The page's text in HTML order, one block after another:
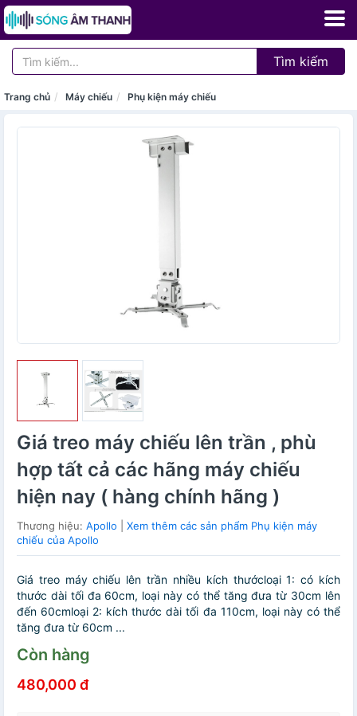
Tìm kiếm
Trang chủ Máy chiếu Phụ kiện máy chiếu
Giá treo máy chiếu lên trần , phù
hợp tất cả các hãng máy chiếu
hiện nay ( hàng chính hãng )
Thương hiệu: Apollo
Xem thêm các sản phẩm Phụ kiện máy
chiếu của Apollo
Giá treo máy chiếu lên trần nhiều kích thướcloại 1: có kích
thước dài tối đa 60cm, loại này có thể tăng đưa từ 30cm lên
đến 60cmloại 2: kích thước dài tối đa 110cm, loại này có thể
tăng đưa từ 60cm ...
Còn hàng
480,000 đ